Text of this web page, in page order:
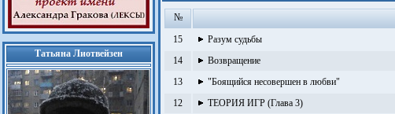
Татьяна Лиотвейзен
№
15
Разум судьбы
14 Возвращение
13 "Боящийся несовершен в любви"
12 ТЕОРИЯ ИГР (Глава 3)